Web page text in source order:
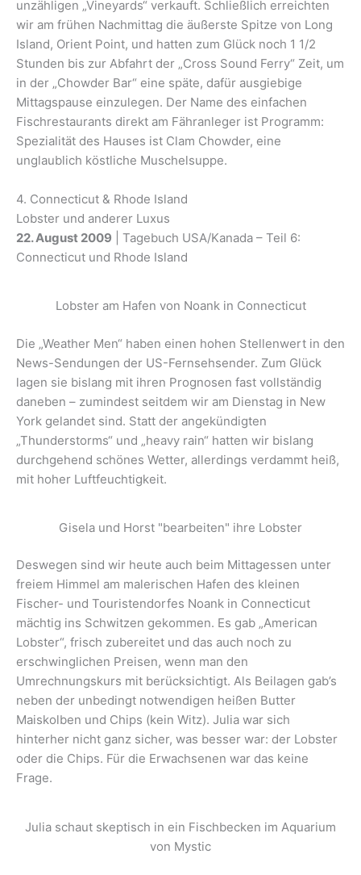
unzähligen „Vineyards“ verkauft. Schließlich erreichten
wir am frühen Nachmittag die äußerste Spitze von Long
Island, Orient Point, und hatten zum Glück noch 1 1/2
Stunden bis zur Abfahrt der „Cross Sound Ferry“ Zeit, um
in der „Chowder Bar“ eine späte, dafür ausgiebige
Mittagspause einzulegen. Der Name des einfachen
Fischrestaurants direkt am Fähranleger ist Programm:
Spezialität des Hauses ist Clam Chowder, eine
unglaublich köstliche Muschelsuppe.
4. Connecticut & Rhode Island
Lobster und anderer Luxus
22. August 2009 | Tagebuch USA/Kanada – Teil 6:
Connecticut und Rhode Island
Lobster am Hafen von Noank in Connecticut
Die „Weather Men“ haben einen hohen Stellenwert in den
News-Sendungen der US-Fernsehsender. Zum Glück
lagen sie bislang mit ihren Prognosen fast vollständig
daneben – zumindest seitdem wir am Dienstag in New
York gelandet sind. Statt der angekündigten
„Thunderstorms“ und „heavy rain“ hatten wir bislang
durchgehend schönes Wetter, allerdings verdammt heiß,
mit hoher Luftfeuchtigkeit.
Gisela und Horst "bearbeiten" ihre Lobster
Deswegen sind wir heute auch beim Mittagessen unter
freiem Himmel am malerischen Hafen des kleinen
Fischer- und Touristendorfes Noank in Connecticut
mächtig ins Schwitzen gekommen. Es gab „American
Lobster“, frisch zubereitet und das auch noch zu
erschwinglichen Preisen, wenn man den
Umrechnungskurs mit berücksichtigt. Als Beilagen gab’s
neben der unbedingt notwendigen heißen Butter
Maiskolben und Chips (kein Witz). Julia war sich
hinterher nicht ganz sicher, was besser war: der Lobster
oder die Chips. Für die Erwachsenen war das keine
Frage.
Julia schaut skeptisch in ein Fischbecken im Aquarium
von Mystic